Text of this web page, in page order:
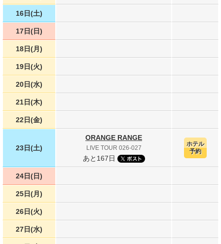
16日(土)
17日(日)
18日(月)
19日(火)
20日(水)
21日(木)
22日(金)
23日(土)
ORANGE RANGE
LIVE TOUR 026-027
あと167日
ホテル
予約
24日(日)
25日(月)
26日(火)
27日(水)